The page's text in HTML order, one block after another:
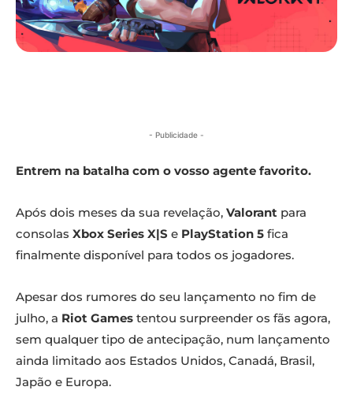
- Publicidade -
Entrem na batalha com o vosso agente favorito.
Após dois meses da sua revelação, Valorant para
consolas Xbox Series X|S e PlayStation 5 fica
finalmente disponível para todos os jogadores.
Apesar dos rumores do seu lançamento no fim de
julho, a Riot Games tentou surpreender os fãs agora,
sem qualquer tipo de antecipação, num lançamento
ainda limitado aos Estados Unidos, Canadá, Brasil,
Japão e Europa.